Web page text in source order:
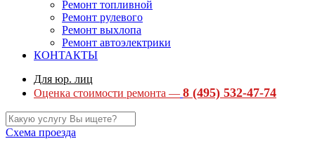
Ремонт топливной
Ремонт рулевого
Ремонт выхлопа
Ремонт автоэлектрики
КОНТАКТЫ
Для юр. лиц
Оценка стоимости ремонта — 8 (495) 532-47-74
Схема проезда